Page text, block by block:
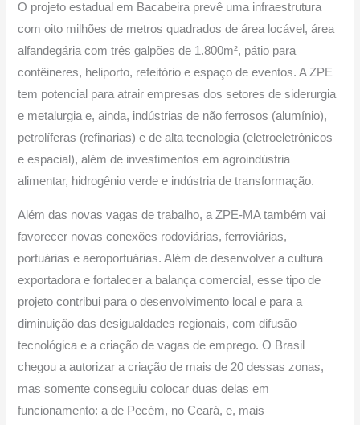
O projeto estadual em Bacabeira prevê uma infraestrutura
com oito milhões de metros quadrados de área locável, área
alfandegária com três galpões de 1.800m², pátio para
contêineres, heliporto, refeitório e espaço de eventos. A ZPE
tem potencial para atrair empresas dos setores de siderurgia
e metalurgia e, ainda, indústrias de não ferrosos (alumínio),
petrolíferas (refinarias) e de alta tecnologia (eletroeletrônicos
e espacial), além de investimentos em agroindústria
alimentar, hidrogênio verde e indústria de transformação.
Além das novas vagas de trabalho, a ZPE-MA também vai
favorecer novas conexões rodoviárias, ferroviárias,
portuárias e aeroportuárias. Além de desenvolver a cultura
exportadora e fortalecer a balança comercial, esse tipo de
projeto contribui para o desenvolvimento local e para a
diminuição das desigualdades regionais, com difusão
tecnológica e a criação de vagas de emprego. O Brasil
chegou a autorizar a criação de mais de 20 dessas zonas,
mas somente conseguiu colocar duas delas em
funcionamento: a de Pecém, no Ceará, e, mais